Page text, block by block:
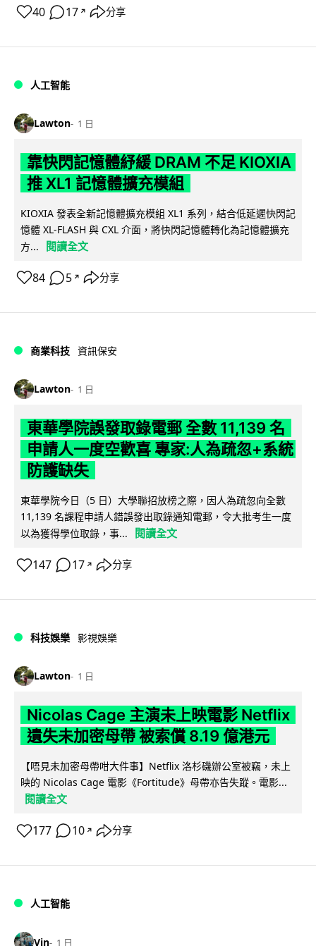
40 17 ↗ 分享
人工智能
Lawton 1 日
靠快閃記憶體紓緩 DRAM 不足 KIOXIA
推 XL1 記憶體擴充模組
KIOXIA 發表全新記憶體擴充模組 XL1 系列，結合低延遲快閃記
憶體 XL-FLASH 與 CXL 介面，將快閃記憶體轉化為記憶體擴充
方...
閱讀全文
84 5 ↗ 分享
商業科技 資訊保安
Lawton 1 日
東華學院誤發取錄電郵 全數 11,139 名
申請人一度空歡喜 專家:人為疏忽+系統
防護缺失
東華學院今日（5 日）大學聯招放榜之際，因人為疏忽向全數
11,139 名課程申請人錯誤發出取錄通知電郵，令大批考生一度
以為獲得學位取錄，事...
閱讀全文
147 17 ↗ 分享
科技娛樂 影視娛樂
Lawton 1 日
Nicolas Cage 主演未上映電影 Netflix
遺失未加密母帶 被索償 8.19 億港元
【唔見未加密母帶咁大件事】Netflix 洛杉磯辦公室被竊，未上
映的 Nicolas Cage 電影《Fortitude》母帶亦告失蹤。電影...
閱讀全文
177 10 ↗ 分享
人工智能
Vin 1 日